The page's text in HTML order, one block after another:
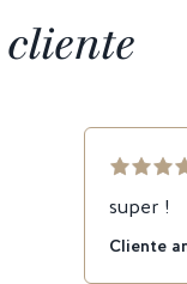
super !
Cliente